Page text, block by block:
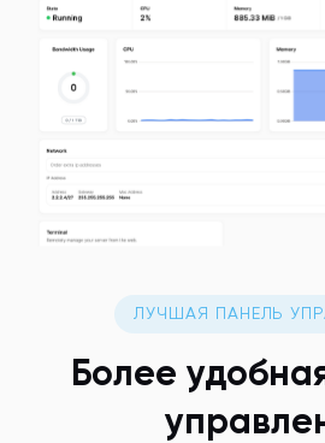
ЛУЧШАЯ ПАНЕЛЬ
Более